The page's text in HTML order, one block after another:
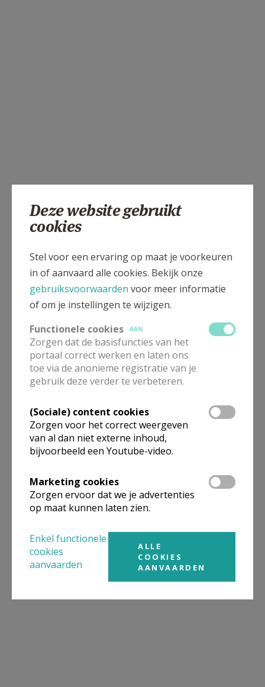
Deze website gebruikt
cookies
Stel voor een ervaring op maat je voorkeuren
in of aanvaard alle cookies. Bekijk onze
gebruiksvoorwaarden voor meer informatie
of om je instellingen te wijzigen.
Functionele cookies
AAN
Zorgen dat de basisfuncties van het
portaal correct werken en laten ons
toe via de anonieme registratie van je
gebruik deze verder te verbeteren.
(Sociale) content cookies
Zorgen voor het correct weergeven
van al dan niet externe inhoud,
bijvoorbeeld een Youtube-video.
Marketing cookies
Zorgen ervoor dat we je advertenties
op maat kunnen laten zien.
Enkel functionele
cookies
aanvaarden
ALLE
COOKIES
AANVAARDEN